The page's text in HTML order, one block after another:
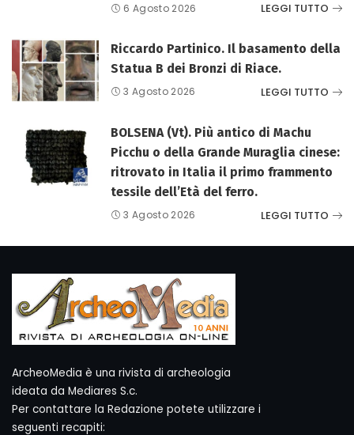
6 Agosto 2026 LEGGI TUTTO
Riccardo Partinico. Il basamento della
Statua B dei Bronzi di Riace.
3 Agosto 2026 LEGGI TUTTO
BOLSENA (Vt). Più antico di Machu
Picchu o della Grande Muraglia cinese:
ritrovato in Italia il primo frammento
tessile dell’Età del ferro.
3 Agosto 2026 LEGGI TUTTO
ArcheoMedia è una rivista di archeologia
ideata da Mediares S.c.
Per contattare la Redazione potete utilizzare i
seguenti recapiti: